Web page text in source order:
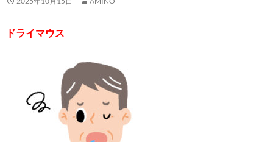
ドライマウス